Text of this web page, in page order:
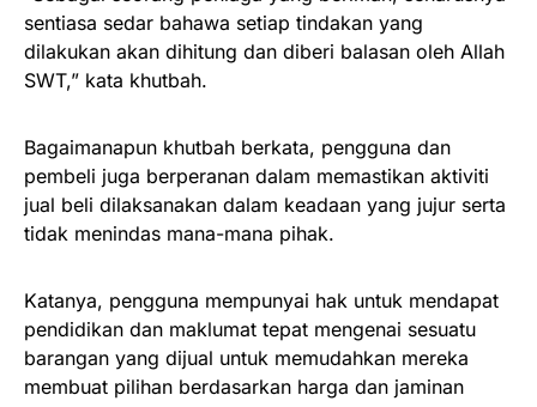
sentiasa sedar bahawa setiap tindakan yang
dilakukan akan dihitung dan diberi balasan oleh Allah
SWT,” kata khutbah.
Bagaimanapun khutbah berkata, pengguna dan
pembeli juga berperanan dalam memastikan aktiviti
jual beli dilaksanakan dalam keadaan yang jujur serta
tidak menindas mana-mana pihak.
Katanya, pengguna mempunyai hak untuk mendapat
pendidikan dan maklumat tepat mengenai sesuatu
barangan yang dijual untuk memudahkan mereka
membuat pilihan berdasarkan harga dan jaminan